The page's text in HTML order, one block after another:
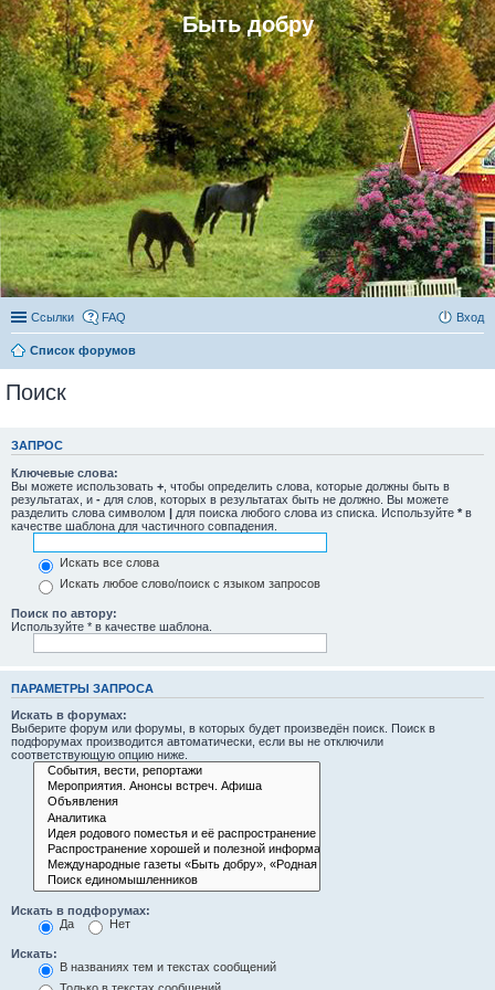
Быть добру
Ссылки FAQ Вход
Список форумов
Поиск
ЗАПРОС
Ключевые слова:
Вы можете использовать + , чтобы определить слова, которые должны быть в
результатах, и - для слов, которых в результатах быть не должно. Вы можете
разделить слова символом | для поиска любого слова из списка. Используйте * в
качестве шаблона для частичного совпадения.
Искать все слова
Искать любое слово/поиск с языком запросов
Поиск по автору:
Используйте * в качестве шаблона.
ПАРАМЕТРЫ ЗАПРОСА
Искать в форумах:
Выберите форум или форумы, в которых будет произведён поиск. Поиск в
подфорумах производится автоматически, если вы не отключили
соответствующую опцию ниже.
Искать в подфорумах:
Да
Нет
Искать:
В названиях тем и текстах сообщений